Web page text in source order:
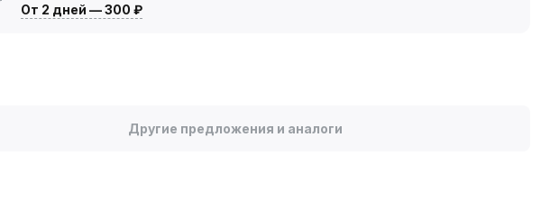
От 2 дней —300 ₽
Другие предложения и аналоги